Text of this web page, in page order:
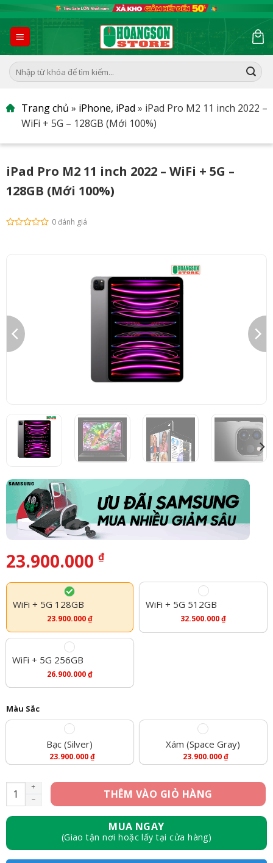
to
content
Tìm
kiếm:
Trang chủ » iPhone, iPad » iPad Pro M2 11 inch 2022 –
WiFi + 5G – 128GB (Mới 100%)
iPad Pro M2 11 inch 2022 – WiFi + 5G –
128GB (Mới 100%)
0 đánh giá
23.900.000 ₫
WiFi + 5G 128GB
23.900.000₫
WiFi + 5G 512GB
32.500.000₫
WiFi + 5G 256GB
26.900.000₫
Màu Sắc
Bạc (Silver)
23.900.000₫
Xám (Space Gray)
23.900.000₫
iPad Pro M2 11 inch 2022 - WiFi + 5G - 128GB (Mới 100%) số
THÊM VÀO GIỎ HÀNG
MUA NGAY
(Giao tận nơi hoặc lấy tại cửa hàng)